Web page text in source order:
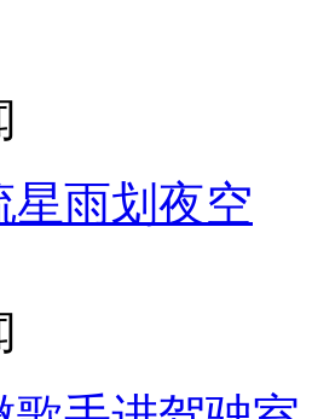
星雨划夜空